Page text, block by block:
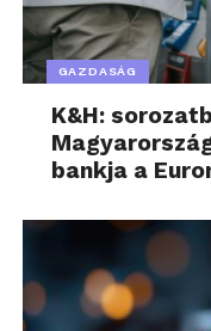
GAZDASÁG
K&H:
bankja a